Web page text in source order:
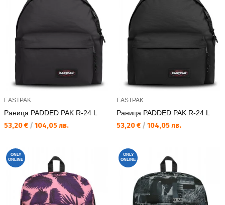
EASTPAK
Раница PADDED PAK R-24 L
Текуща цена:
53,20 € / 104,05 лв.
EASTPAK
Раница PADDED PAK R-24 L
Текуща цена:
53,20 € / 104,05 лв.
ONLY
ONLINE
ONLY
ONLINE